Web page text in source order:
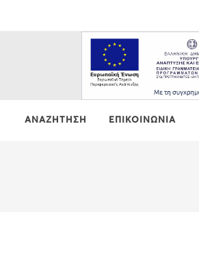
ΑΝΑΖΗΤΗΣΗ ΕΠΙΚΟΙΝΩΝΙΑ